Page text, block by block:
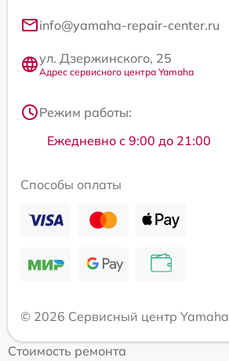
info@yamaha-repair-center.ru
ул. Дзержинского, 25
Адрес сервисного центра Yamaha
Режим работы:
Ежедневно с 9:00 до 21:00
Способы оплаты
© 2026 Сервисный центр Yamaha
Стоимость ремонта